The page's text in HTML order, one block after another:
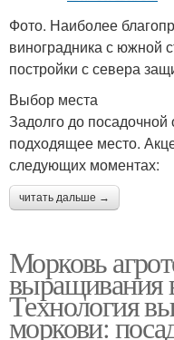
Фото. Наиболее
виноградника с южной
постройки с севера
Выбор места
Задолго до
подходящее место.
следующих моментах:
читать дальше →
Морковь
выращивания
Технология
моркови: